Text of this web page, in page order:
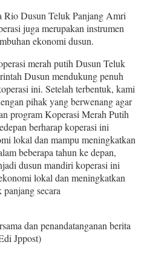
Rio Dusun Teluk Panjang Amri
juga merupakan instrumen
ekonomi dusun.
merah putih Dusun Teluk
Dusun mendukung penuh
ini. Setelah terbentuk, kami
pihak yang berwenang agar
program Koperasi Merah Putih
berharap koperasi ini
lokal dan mampu meningkatkan
beberapa tahun ke depan,
dusun mandiri koperasi ini
lokal dan meningkatkan
secara
dan penandatanganan berita
Jppost)